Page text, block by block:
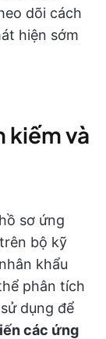
dõi cách
hiện sớm
kiếm và
sơ ứng
bộ kỹ
khẩu
phân tích
dụng để
các ứng